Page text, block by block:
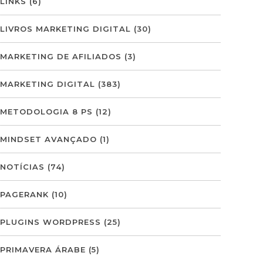
LIVROS MARKETING DIGITAL (30)
MARKETING DE AFILIADOS (3)
MARKETING DIGITAL (383)
METODOLOGIA 8 PS (12)
MINDSET AVANÇADO (1)
NOTÍCIAS (74)
PAGERANK (10)
PLUGINS WORDPRESS (25)
PRIMAVERA ÁRABE (5)